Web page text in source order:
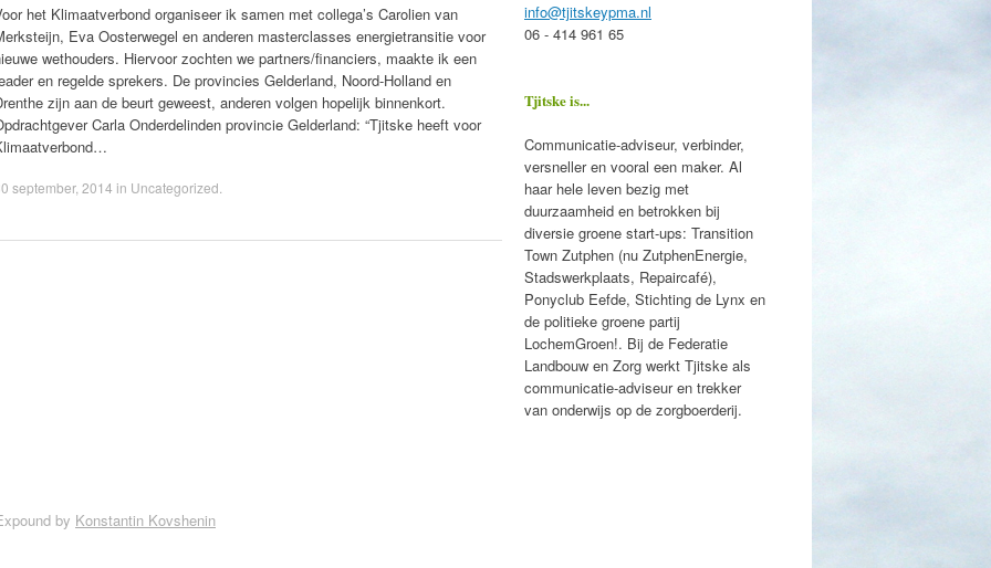
het Klimaatverbond organiseer ik samen met collega’s Carolien van
Eva Oosterwegel en anderen masterclasses energietransitie voor
wethouders. Hiervoor zochten we partners/financiers, maakte ik een
en regelde sprekers. De provincies Gelderland, Noord-Holland en
zijn aan de beurt geweest, anderen volgen hopelijk binnenkort.
Carla Onderdelinden provincie Gelderland: “Tjitske heeft voor
september, 2014 in Uncategorized
info@tjitskeypma.nl
06 - 414 961 65
Tjitske is...
Communicatie-adviseur, verbinder,
versneller en vooral een maker. Al
haar hele leven bezig met
duurzaamheid en betrokken bij
diversie groene start-ups: Transition
Town Zutphen (nu ZutphenEnergie,
Stadswerkplaats, Repaircafé),
Ponyclub Eefde, Stichting de Lynx en
de politieke groene partij
LochemGroen!. Bij de Federatie
Landbouw en Zorg werkt Tjitske als
communicatie-adviseur en trekker
van onderwijs op de zorgboerderij.
by Konstantin Kovshenin